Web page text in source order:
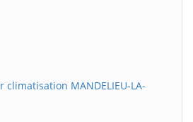
climatisation MANDELIEU-LA-